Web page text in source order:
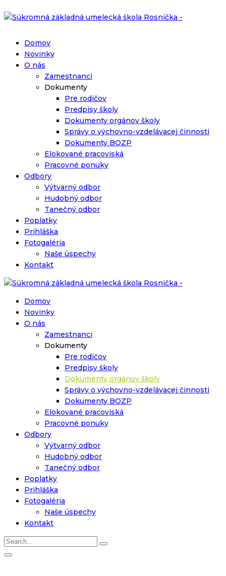
Domov
Novinky
O nás
Zamestnanci
Dokumenty
Pre rodičov
Predpisy školy
Dokumenty orgánov školy
Správy o výchovno-vzdelávacej činnosti
Dokumenty BOZP
Elokované pracoviská
Pracovné ponuky
Odbory
Výtvarný odbor
Hudobný odbor
Tanečný odbor
Poplatky
Prihláška
Fotogaléria
Naše úspechy
Kontakt
Domov
Novinky
O nás
Zamestnanci
Dokumenty
Pre rodičov
Predpisy školy
Dokumenty orgánov školy
Správy o výchovno-vzdelávacej činnosti
Dokumenty BOZP
Elokované pracoviská
Pracovné ponuky
Odbory
Výtvarný odbor
Hudobný odbor
Tanečný odbor
Poplatky
Prihláška
Fotogaléria
Naše úspechy
Kontakt